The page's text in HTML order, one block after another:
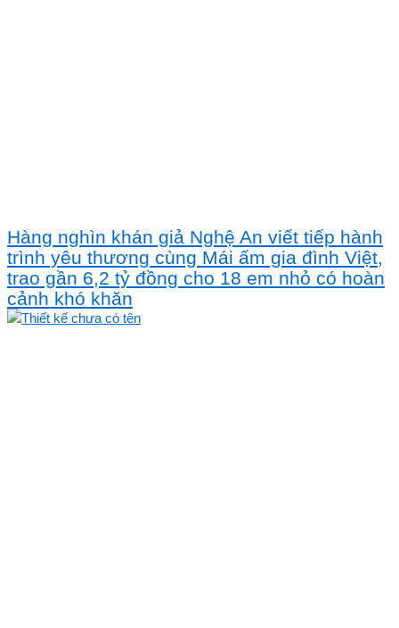
Hàng nghìn khán giả Nghệ An viết tiếp hành
trình yêu thương cùng Mái ấm gia đình Việt,
trao gần 6,2 tỷ đồng cho 18 em nhỏ có hoàn
cảnh khó khăn